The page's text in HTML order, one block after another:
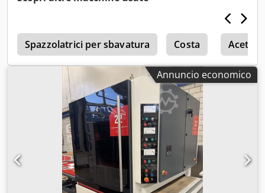
più accentuate. Il secondo lato è predisposto per
l’alloggiamento di una spazzola lamellare, utilizzata per
smussare i bordi e per la finitura. Grazie alla varietà di
utensili disponibili, la Serie 10 è una macchina versatile,
adatta per sbavare, smussare i bordi, levigare e rimuovere
scorie pesanti. La testina, che può essere ruotata di 180°,
consente un cambio utensile rapido e semplice. La
macchina è dotata di un sistema di aspirazione e la
velocità del motore è regolabile in modo continuo.
Csdpfxoznlyvj Agmjrf La macchina è estremamente
flessibile, viene fornita con ruote per facilitarne lo
spostamento e, grazie alla sua semplicità d’uso, è una
macchina intuitiva e accessibile a tutti.
Spazzolatrici per sbavatura Costa Aceti
Annuncio economico